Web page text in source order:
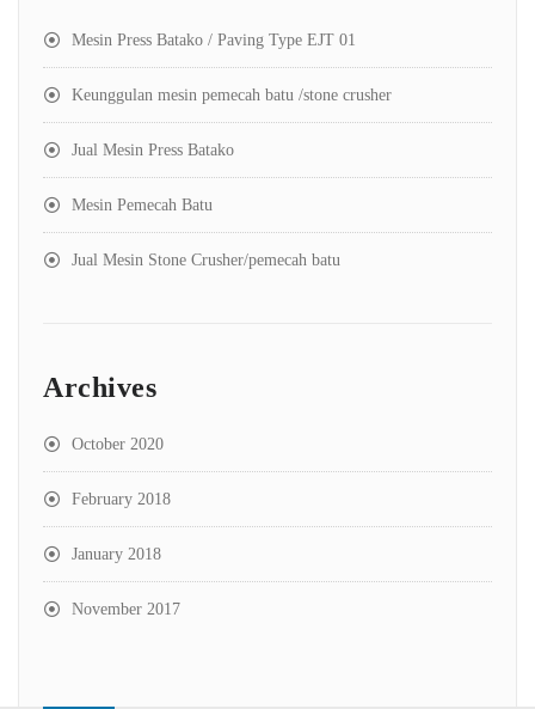
Mesin Press Batako / Paving Type EJT 01
Keunggulan mesin pemecah batu /stone crusher
Jual Mesin Press Batako
Mesin Pemecah Batu
Jual Mesin Stone Crusher/pemecah batu
Archives
October 2020
February 2018
January 2018
November 2017